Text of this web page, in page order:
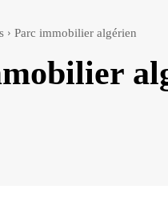
Parc immobilier algérien